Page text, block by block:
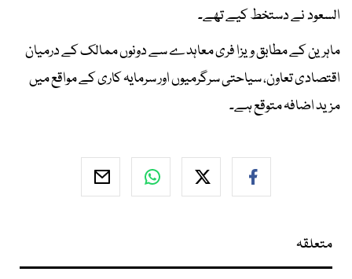
السعود نے دستخط کیے تھے۔
ماہرین کے مطابق ویزا فری معاہدے سے دونوں ممالک کے درمیان
اقتصادی تعاون، سیاحتی سرگرمیوں اور سرمایہ کاری کے مواقع میں
مزید اضافہ متوقع ہے۔
متعلقہ